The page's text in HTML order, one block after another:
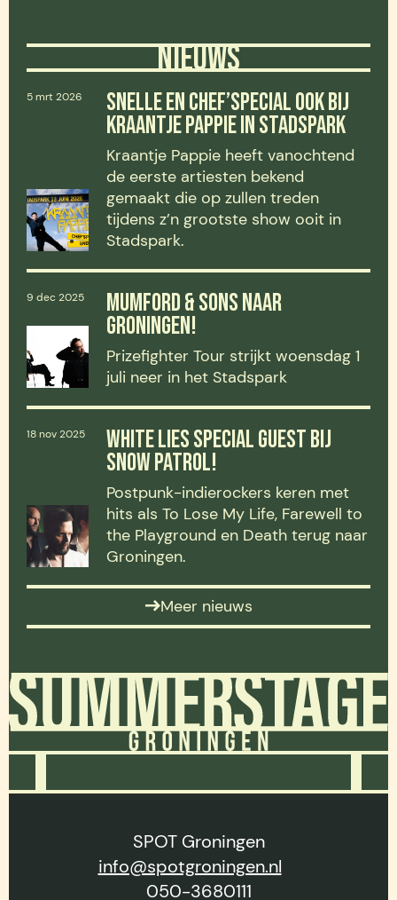
NIEUWS
5 mrt 2026
SNELLE EN CHEF’SPECIAL OOK BIJ
KRAANTJE PAPPIE IN STADSPARK
Kraantje Pappie heeft vanochtend
de eerste artiesten bekend
gemaakt die op zullen treden
tijdens z’n grootste show ooit in
Stadspark.
9 dec 2025
MUMFORD & SONS NAAR
GRONINGEN!
Prizefighter Tour strijkt woensdag 1
juli neer in het Stadspark
18 nov 2025
WHITE LIES SPECIAL GUEST BIJ
SNOW PATROL!
Postpunk-indierockers keren met
hits als To Lose My Life, Farewell to
the Playground en Death terug naar
Groningen.
Meer nieuws
SPOT Groningen
info@spotgroningen.nl
050-3680111